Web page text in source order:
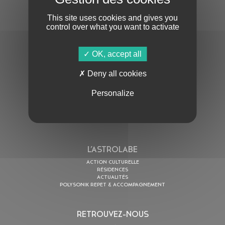
L’ASTROLABE
ACTION CULTURELLE
RÉSIDENCES
ACTUALITÉS
POLYSONIK REPET & ACCOMPAGNEMENT
RETROUVEZ-NOUS
This site uses cookies and gives you
control over what you want to activate
OK, accept all
Deny all cookies
Personalize